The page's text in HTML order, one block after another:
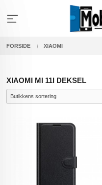
innholdet
FORSIDE XIAOMI
XIAOMI MI 11I DEKSEL